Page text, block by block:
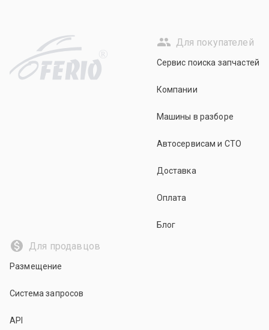
R
Для покупателей
Сервис поиска запчастей
Компании
Машины в разборе
Автосервисам и СТО
Доставка
Оплата
Блог
Для продавцов
Размещение
Система запросов
API